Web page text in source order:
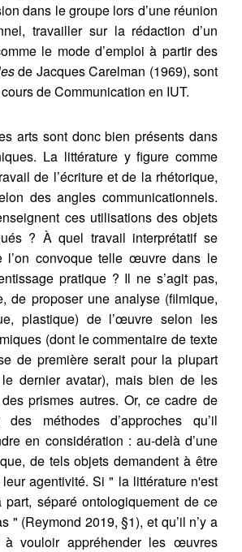
dans le groupe lors d’une réunion
travailler sur la rédaction d’un
le mode d’emploi à partir des
de Jacques Carelman (1969), sont
de Communication en IUT.
arts sont donc bien présents dans
La littérature y figure comme
de l’écriture et de la rhétorique,
des angles communicationnels.
ces utilisations des objets
? À quel travail interprétatif se
l’on convoque telle œuvre dans le
pratique ? Il ne s’agit pas,
de proposer une analyse (filmique,
plastique) de l’œuvre selon les
(dont le commentaire de texte
de première serait pour la plupart
le dernier avatar), mais bien de les
prismes autres. Or, ce cadre de
des méthodes d’approches qu’il
en considération : au-delà d’une
de tels objets demandent à être
agentivité. Si " la littérature n'est
séparé ontologiquement de ce
" (Reymond 2019, §1), et qu’il n’y a
vouloir appréhender les œuvres